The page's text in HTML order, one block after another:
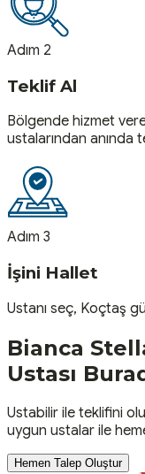
Adım 2
Teklif Al
Bölgende hizmet
ustalarından anında
Adım 3
İşini Hallet
Ustanı seç, Koçtaş
Bianca
Ustası
Ustabilir ile teklifini
uygun ustalar ile
Hemen Talep Oluştur